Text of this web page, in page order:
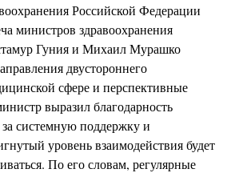
Российской Федерации
министров здравоохранения
Гуния и Михаил Мурашко
двустороннего
сфере и перспективные
выразил благодарность
системную поддержку и
уровень взаимодействия будет
По его словам, регулярные